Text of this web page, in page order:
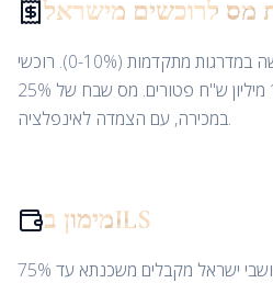
מס לרוכשים מישראל
תושבי ישראל משלמים מס רכישה במדרגות מתקדמות (0-10%). רוכשי
דירה ראשונה מתחת ל־1.93 מיליון ש"ח פטורים. מס שבח של 25%
במכירה, עם הצמדה לאינפלציה.
מימון בILS
תושבי ישראל מקבלים משכנתא עד 75% LTV (דירה ראשונה) או